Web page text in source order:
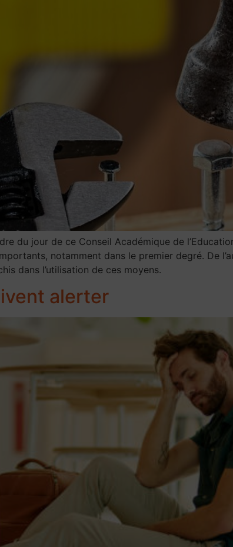
du jour de ce Conseil Académique de
notamment dans le premier degré. De
dans l’utilisation de ces moyens.
alerter